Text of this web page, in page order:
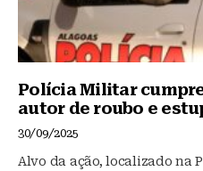
Polícia Militar
autor de roubo e
30/09/2025
Alvo da ação, localizado na